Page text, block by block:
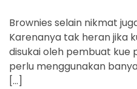
Brownies selain nikmat
Karenanya tak heran jika
disukai oleh pembuat kue
perlu menggunakan
[…]